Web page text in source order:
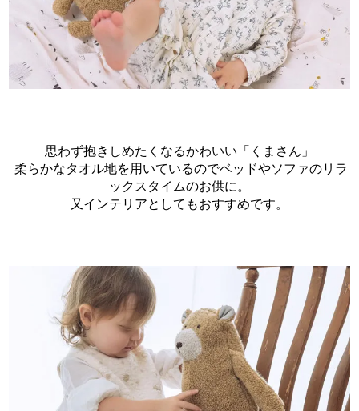
思わず抱きしめたくなるかわいい「くまさん」
柔らかなタオル地を用いているのでベッドやソファのリラ
ックスタイムのお供に。
又インテリアとしてもおすすめです。